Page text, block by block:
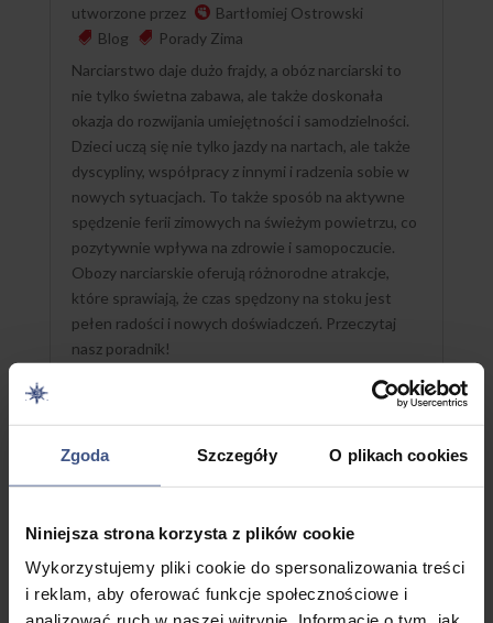
Zgoda Szczegóły O plikach cookies
Niniejsza strona korzysta z plików cookie
Wykorzystujemy pliki cookie do spersonalizowania treści
i reklam, aby oferować funkcje społecznościowe i
utworzone przez Bartłomiej Ostrowski
Blog
Porady Zima
Narciarstwo daje dużo frajdy, a obóz narciarski to
nie tylko świetna zabawa, ale także doskonała
okazja do rozwijania umiejętności i samodzielności.
Dzieci uczą się nie tylko jazdy na nartach, ale także
dyscypliny, współpracy z innymi i radzenia sobie w
nowych sytuacjach. To także sposób na aktywne
spędzenie ferii zimowych na świeżym powietrzu, co
pozytywnie wpływa na zdrowie i samopoczucie.
Obozy narciarskie oferują różnorodne atrakcje,
które sprawiają, że czas spędzony na stoku jest
pełen radości i nowych doświadczeń. Przeczytaj
nasz poradnik!
Więcej